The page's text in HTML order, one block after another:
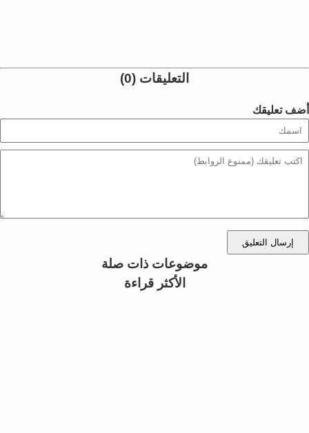
التعليقات (0)
أضف تعليقك
إرسال التعليق
موضوعات ذات صلة
الأكثر قراءة